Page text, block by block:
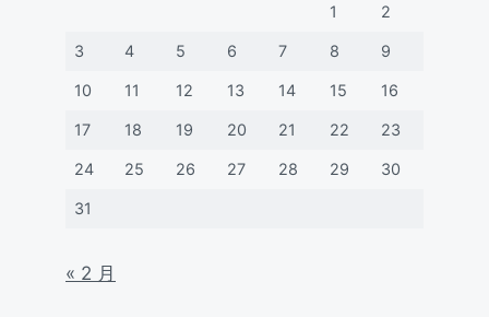
1 2
3 4 5 6 7 8 9
10 11 12 13 14 15 16
17 18 19 20 21 22 23
24 25 26 27 28 29 30
31
« 2 月